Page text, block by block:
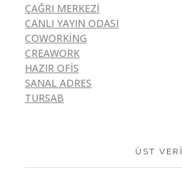
ÇAĞRI MERKEZI
CANLI YAYIN ODASI
COWORKING
CREAWORK
HAZIR OFIS
SANAL ADRES
TURSAB
ÜST VERI